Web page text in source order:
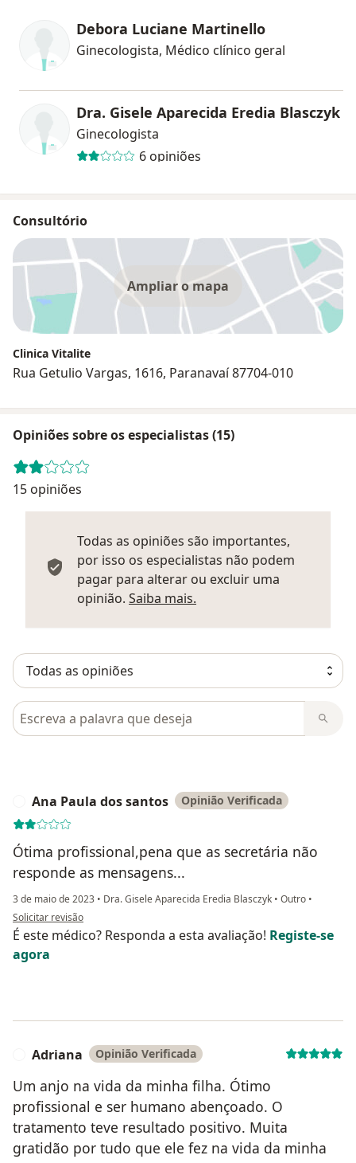
Debora Luciane Martinello
Ginecologista, Médico clínico geral
Dra. Gisele Aparecida Eredia Blasczyk
Ginecologista
6 opiniões
Consultório
Ampliar o mapa
Clinica Vitalite
Rua Getulio Vargas, 1616, Paranavaí 87704-010
Opiniões sobre os especialistas (15)
15 opiniões
Todas as opiniões são importantes,
por isso os especialistas não podem
pagar para alterar ou excluir uma
opinião. Saiba mais.
Pesquisar em opiniões
Ana Paula dos santos Opinião Verificada
Ótima profissional,pena que as secretária não
responde as mensagens...
3 de maio de 2023 • Dra. Gisele Aparecida Eredia Blasczyk • Outro •
na opinião do utilizador Ana Paula dos santos
Solicitar revisão
É este médico? Responda a esta avaliação! Registe-se
agora
Adriana Opinião Verificada
Um anjo na vida da minha filha. Ótimo
profissional e ser humano abençoado. O
tratamento teve resultado positivo. Muita
gratidão por tudo que ele fez na vida da minha